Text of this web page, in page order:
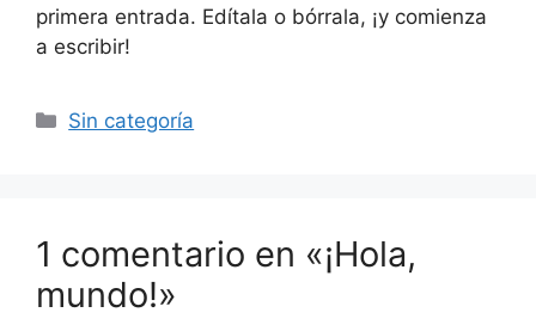
primera entrada. Edítala o bórrala, ¡y comienza
a escribir!
Categorías
Sin categoría
1 comentario en «¡Hola,
mundo!»